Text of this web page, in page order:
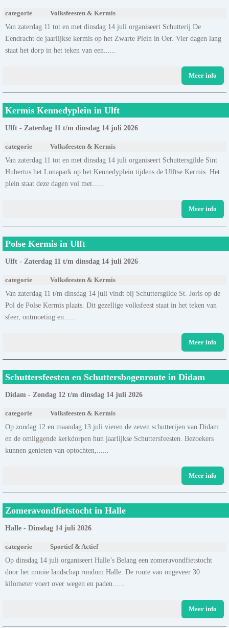
categorie Volksfeesten & Kermis
Van zaterdag 11 tot en met dinsdag 14 juli organiseert Schutterij De
Eendracht de jaarlijkse kermis op het Zwarte Plein in Oer. Vier dagen lang
staat het dorp in het teken van een......
Meer info
Kermis Kennedyplein in Ulft
Ulft - Zaterdag 11 t/m dinsdag 14 juli 2026
categorie Volksfeesten & Kermis
Van zaterdag 11 tot en met dinsdag 14 juli organiseert Schuttersgilde Sint
Hubertus het Lunapark op het Kennedyplein tijdens de Ulftse Kermis. Het
plein staat deze dagen vol met......
Meer info
Polse Kermis in Ulft
Ulft - Zaterdag 11 t/m dinsdag 14 juli 2026
categorie Volksfeesten & Kermis
Van zaterdag 11 t/m dinsdag 14 juli vindt bij Schuttersgilde St. Joris op de
Pol de Polse Kermis plaats. Dit gezellige volksfeest staat in het teken van
sfeer, ontmoeting en......
Meer info
Schuttersfeesten en Schuttersbogenroute in Didam
Didam - Zondag 12 t/m dinsdag 14 juli 2026
categorie Volksfeesten & Kermis
Op zondag 12 en maandag 13 juli vieren de zeven schutterijen van Didam
en de omliggende kerkdorpen hun jaarlijkse Schuttersfeesten. Bezoekers
kunnen genieten van optochten,......
Meer info
Zomeravondfietstocht in Halle
Halle - Dinsdag 14 juli 2026
categorie Sportief & Actief
Op dinsdag 14 juli organiseert Halle’s Belang een zomeravondfietstocht
door het mooie landschap rondom Halle. De route van ongeveer 30
kilometer voert over wegen en paden......
Meer info